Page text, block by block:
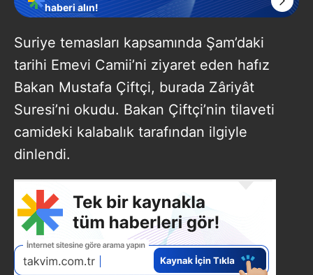
haberi alın!
Suriye temasları kapsamında Şam’daki
tarihi Emevi Camii’ni ziyaret eden hafız
Bakan Mustafa Çiftçi, burada Zâriyât
Suresi’ni okudu. Bakan Çiftçi’nin tilaveti
camideki kalabalık tarafından ilgiyle
dinlendi.